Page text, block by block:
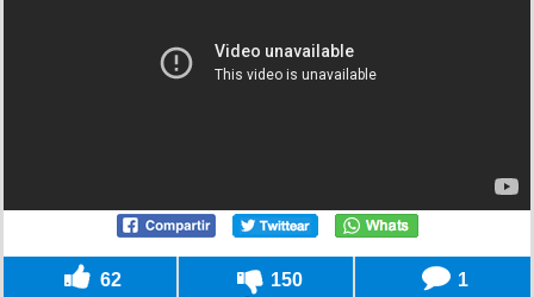
62 150 1